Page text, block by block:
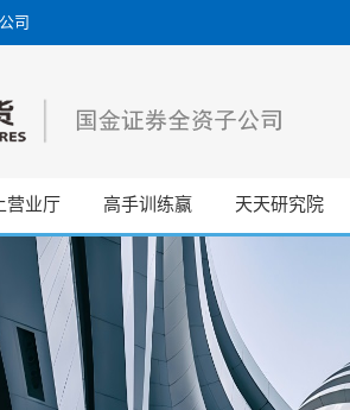
司
营业厅 高手训练赢 天天研究院